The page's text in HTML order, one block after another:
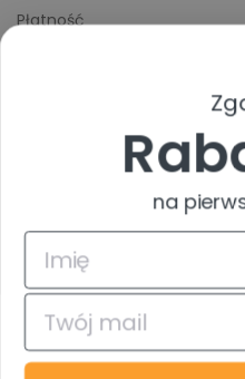
Płatność
4.9
Na podstawie
© 2026
na